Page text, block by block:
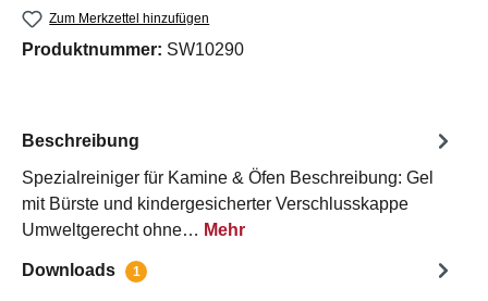
Zum Merkzettel hinzufügen
Produktnummer: SW10290
Beschreibung
Spezialreiniger für Kamine & Öfen Beschreibung: Gel
mit Bürste und kindergesicherter Verschlusskappe
Umweltgerecht ohne… Mehr
Downloads 1